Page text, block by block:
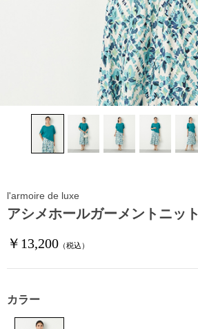
アシメホールガーメントニット
￥13,200 （税込）
l'armoire de luxe
カラー